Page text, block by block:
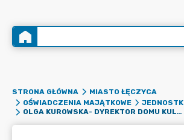
STRONA GŁÓWNA
MIASTO ŁĘCZYCA
OŚWIADCZENIA MAJĄTKOWE
OLGA KUROWSKA- DYREKTOR DOMU KULTURY W ŁĘCZYCY- OŚWIADCZENIE MAJĄTKOWE Z DNIA 10.03.2026R.